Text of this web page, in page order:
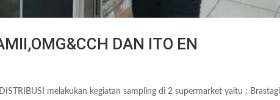
DAN ITO EN
melakukan kegiatan sampling di 2 supermarket yaitu : Brastagi